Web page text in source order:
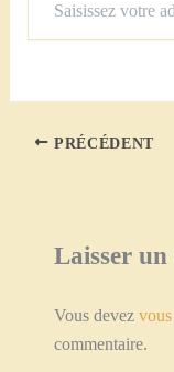
votre
adresse
PRÉCÉDENT
Laisser
Vous devez
commentaire.